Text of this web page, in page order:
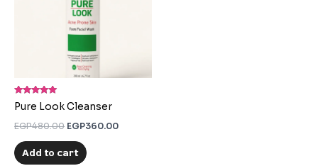
Rated
5.00
Pure Look Cleanser
EGP480.00 EGP360.00
Add to cart